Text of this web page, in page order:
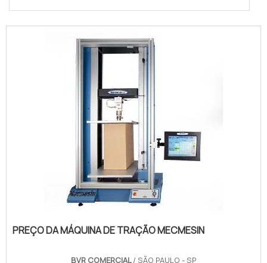
PREÇO DA MÁQUINA DE TRAÇÃO MECMESIN
BVR COMERCIAL/ SÃO PAULO - SP